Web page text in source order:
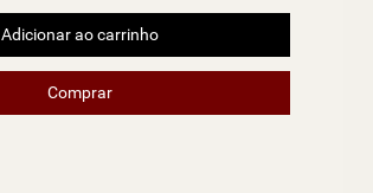
Adicionar ao carrinho
Comprar